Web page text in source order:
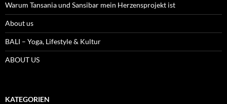
Warum Tansania und Sansibar mein Herzensprojekt ist
About us
BALI – Yoga, Lifestyle & Kultur
ABOUT US
KATEGORIEN